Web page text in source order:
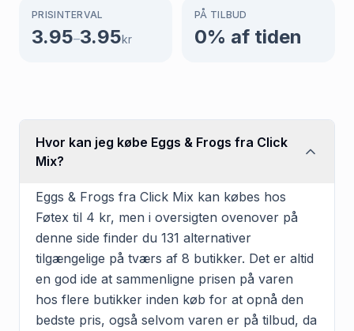
PRISINTERVAL
3.95–3.95kr
PÅ TILBUD
0% af tiden
Hvor kan jeg købe Eggs & Frogs fra Click
Mix?
Eggs & Frogs fra Click Mix kan købes hos
Føtex til 4 kr, men i oversigten ovenover på
denne side finder du 131 alternativer
tilgængelige på tværs af 8 butikker. Det er altid
en god ide at sammenligne prisen på varen
hos flere butikker inden køb for at opnå den
bedste pris, også selvom varen er på tilbud, da